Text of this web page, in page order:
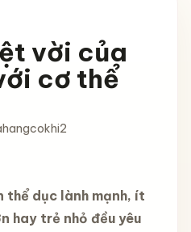
vời của
cơ thể
thể dục lành mạnh, ít
hay trẻ nhỏ đều yêu